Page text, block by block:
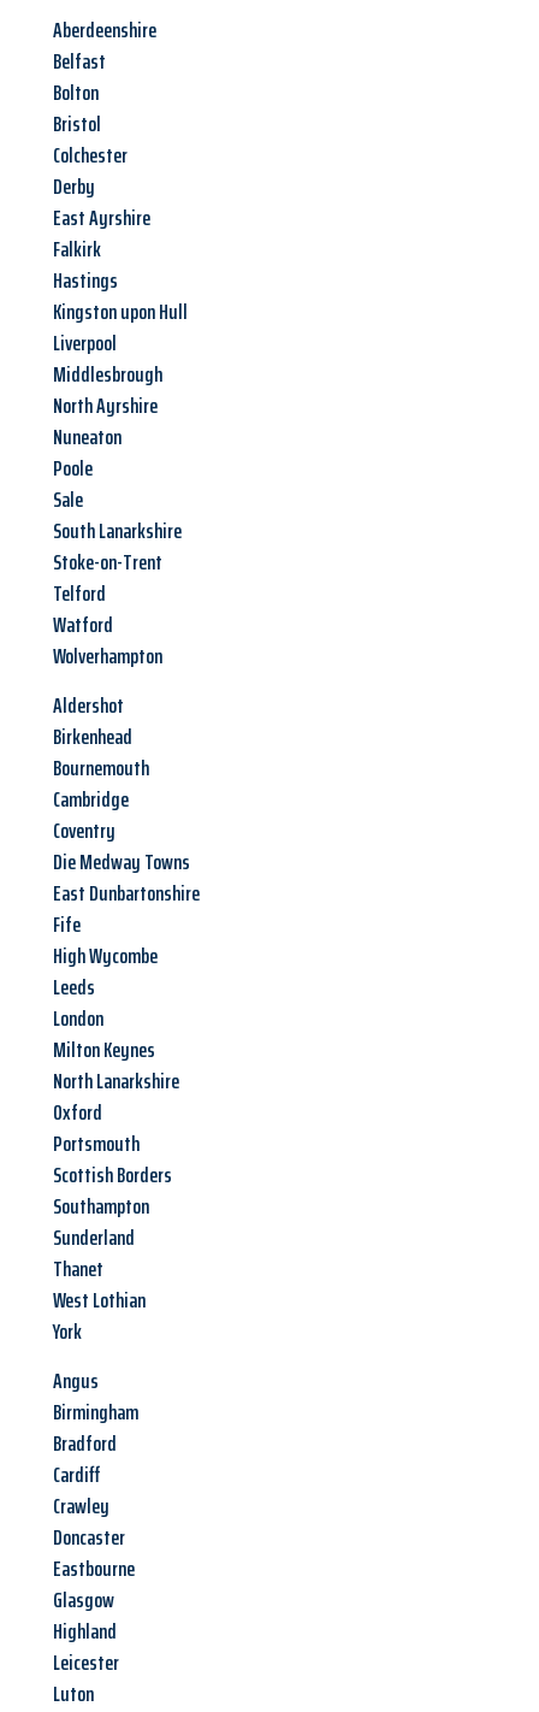
Aberdeenshire
Belfast
Bolton
Bristol
Colchester
Derby
East Ayrshire
Falkirk
Hastings
Kingston upon Hull
Liverpool
Middlesbrough
North Ayrshire
Nuneaton
Poole
Sale
South Lanarkshire
Stoke-on-Trent
Telford
Watford
Wolverhampton
Aldershot
Birkenhead
Bournemouth
Cambridge
Coventry
Die Medway Towns
East Dunbartonshire
Fife
High Wycombe
Leeds
London
Milton Keynes
North Lanarkshire
Oxford
Portsmouth
Scottish Borders
Southampton
Sunderland
Thanet
West Lothian
York
Angus
Birmingham
Bradford
Cardiff
Crawley
Doncaster
Eastbourne
Glasgow
Highland
Leicester
Luton